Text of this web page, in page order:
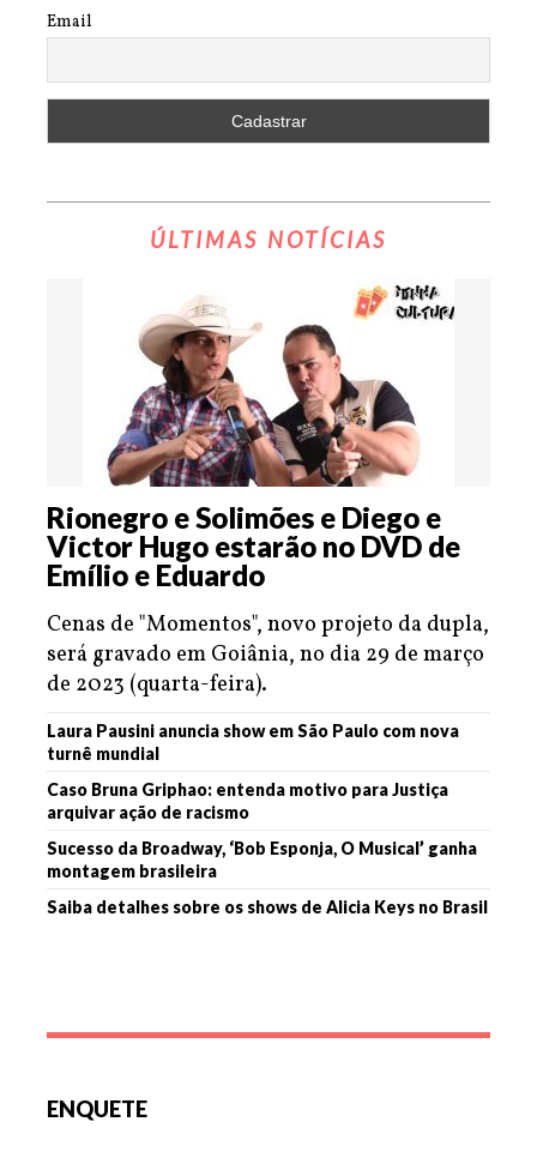
Email
ÚLTIMAS NOTÍCIAS
Rionegro e Solimões e Diego e
Victor Hugo estarão no DVD de
Emílio e Eduardo
Cenas de "Momentos", novo projeto da dupla,
será gravado em Goiânia, no dia 29 de março
de 2023 (quarta-feira).
Laura Pausini anuncia show em São Paulo com nova
turnê mundial
Caso Bruna Griphao: entenda motivo para Justiça
arquivar ação de racismo
Sucesso da Broadway, ‘Bob Esponja, O Musical’ ganha
montagem brasileira
Saiba detalhes sobre os shows de Alicia Keys no Brasil
ENQUETE